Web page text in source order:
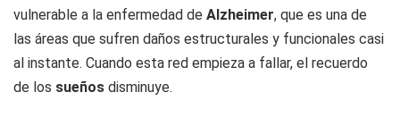
vulnerable a la enfermedad de Alzheimer, que es una de
las áreas que sufren daños estructurales y funcionales casi
al instante. Cuando esta red empieza a fallar, el recuerdo
de los sueños disminuye.